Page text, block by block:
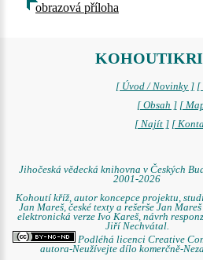
obrazová příloha
[ Úvod / Novinky ] [
[ Obsah ] [
[ Najít ] [
Jihočeská vědecká knihovna v Českých
2001-2026
Kohoutí kříž, autor koncepce projektu,
Jan Mareš, české texty a rešerše Jan
elektronická verze Ivo Kareš, návrh
Jiří Nechvátal.
Podléhá licenci Creative
autora-Neužívejte dílo komerčně-